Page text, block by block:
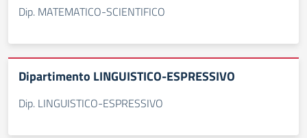
Dip. MATEMATICO-SCIENTIFICO
Dipartimento LINGUISTICO-ESPRESSIVO
Dip. LINGUISTICO-ESPRESSIVO